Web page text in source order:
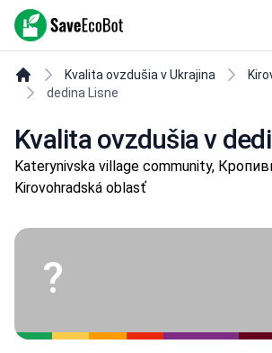
SaveEcoBot
Kvalita ovzdušia v Ukrajina
dedina Lisne
Kvalita ovzdušia v
Katerynivska village community,
Kirovohradská oblasť
?